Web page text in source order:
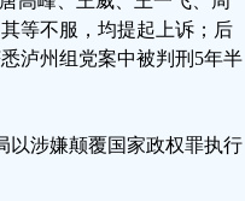
等不服，均提起上诉；后
泸州组党案中被判刑5年半
以涉嫌颠覆国家政权罪执行